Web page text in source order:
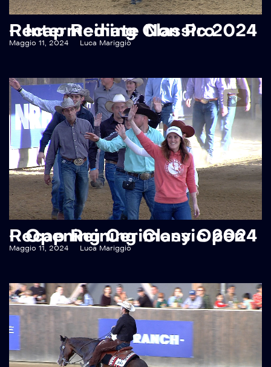
Recap Reining Classic 2024 – Intermediate Non Pro
Maggio 11, 2024 Luca Mariggiò
Recap Reining Classic 2024 – Opening Cerimony Open
Maggio 11, 2024 Luca Mariggiò